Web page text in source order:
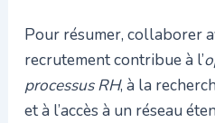
Pour résumer, collaborer
recrutement contribue à l’
processus RH, à la
et à l’accès à un réseau